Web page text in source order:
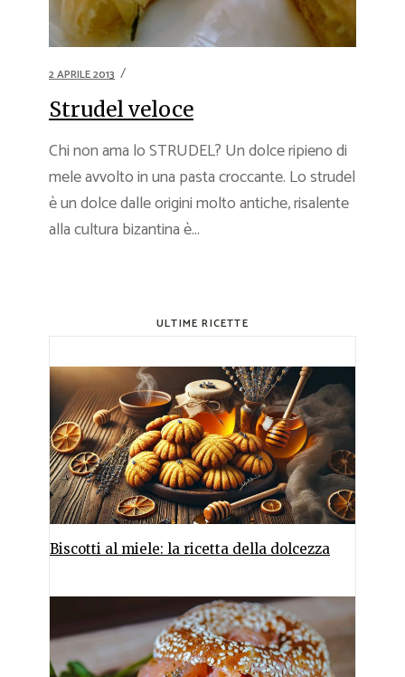
2 APRILE 2013
Strudel veloce
Chi non ama lo STRUDEL? Un dolce ripieno di
mele avvolto in una pasta croccante. Lo strudel
è un dolce dalle origini molto antiche, risalente
alla cultura bizantina è...
ULTIME RICETTE
Biscotti al miele: la ricetta della dolcezza